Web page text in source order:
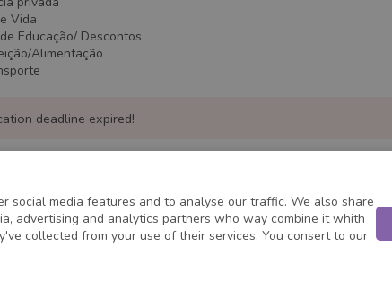
Vida
Educação/ Descontos
Alimentação
deadline expired!
social media features and to analyse our traffic. We also share
advertising and analytics partners who way combine it whith
collected from your use of their services. You consert to our